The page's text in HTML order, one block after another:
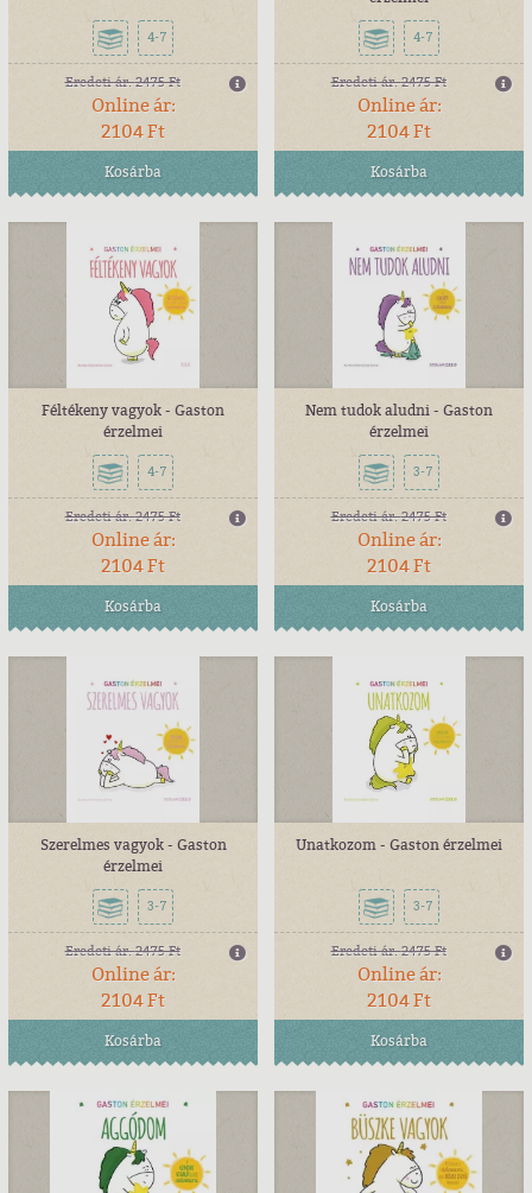
4-7
Eredeti ár:2475 Ft
Online ár:
2104 Ft
Kosárba
4-7
Eredeti ár:2475 Ft
Online ár:
2104 Ft
Kosárba
Féltékeny vagyok - Gaston
érzelmei
4-7
Eredeti ár:2475 Ft
Online ár:
2104 Ft
Kosárba
Nem tudok aludni - Gaston
érzelmei
3-7
Eredeti ár:2475 Ft
Online ár:
2104 Ft
Kosárba
Szerelmes vagyok - Gaston
érzelmei
3-7
Eredeti ár:2475 Ft
Online ár:
2104 Ft
Kosárba
Unatkozom - Gaston érzelmei
3-7
Eredeti ár:2475 Ft
Online ár:
2104 Ft
Kosárba